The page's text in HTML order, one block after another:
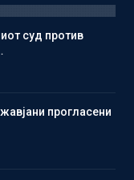
суд против
прогласени